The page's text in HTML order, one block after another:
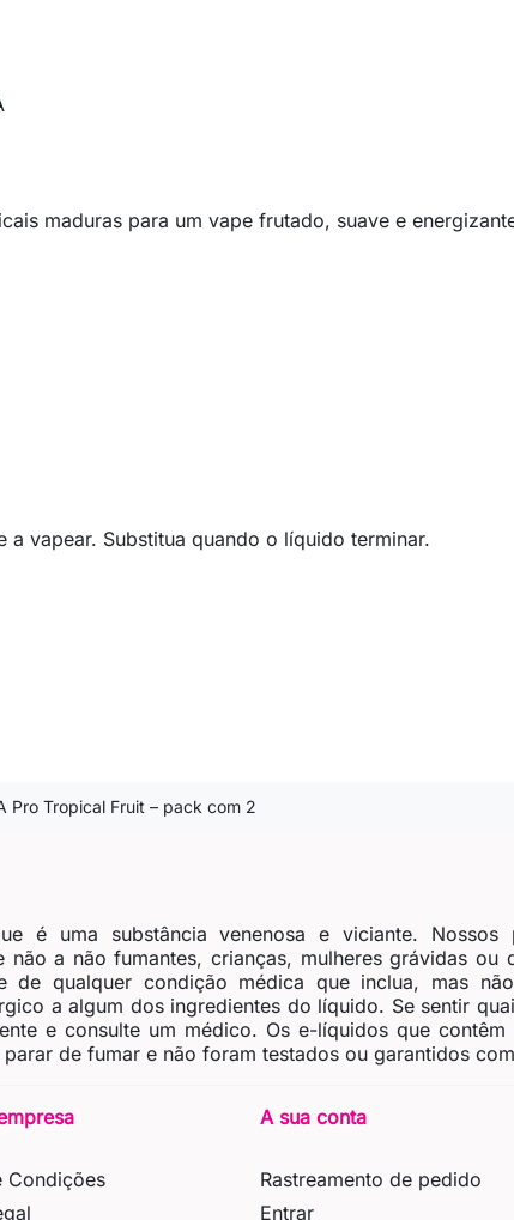
maduras para um vape frutado, suave e
vapear. Substitua quando o líquido terminar.
Pro Tropical Fruit – pack com 2
é uma substância venenosa e viciante. Nossos
a não fumantes, crianças, mulheres grávidas ou
de qualquer condição médica que inclua, mas
a algum dos ingredientes do líquido. Se sentir
e consulte um médico. Os e-líquidos que
de fumar e não foram testados ou garantidos
Condições
A sua conta
Rastreamento de pedido
Entrar